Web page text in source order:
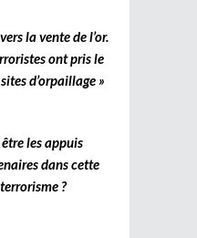
la vente de l’or.
ont pris le
d’orpaillage »
les appuis
dans cette
?